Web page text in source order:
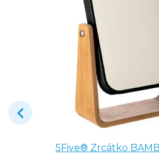
5Five® Zrcátko